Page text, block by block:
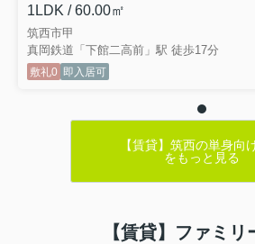
1LDK / 60.00㎡
筑西市甲
真岡鉄道「下館二高前」駅 徒歩17分
敷礼0 即入居可
【賃貸】筑西の単身向
をもっと見る
【賃貸】ファミリ